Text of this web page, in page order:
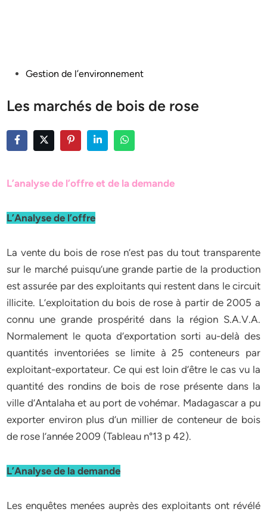
PostedGestion de l’environnement
Les marchés de bois de rose
L’analyse de l’offre et de la demande
L’Analyse de l’offre
La vente du bois de rose n’est pas du tout transparente
sur le marché puisqu’une grande partie de la production
est assurée par des exploitants qui restent dans le circuit
illicite. L’exploitation du bois de rose à partir de 2005 a
connu une grande prospérité dans la région S.A.V.A.
Normalement le quota d’exportation sorti au-delà des
quantités inventoriées se limite à 25 conteneurs par
exploitant-exportateur. Ce qui est loin d’être le cas vu la
quantité des rondins de bois de rose présente dans la
ville d’Antalaha et au port de vohémar. Madagascar a pu
exporter environ plus d’un millier de conteneur de bois
de rose l’année 2009 (Tableau n°13 p 42).
L’Analyse de la demande
Les enquêtes menées auprès des exploitants ont révélé